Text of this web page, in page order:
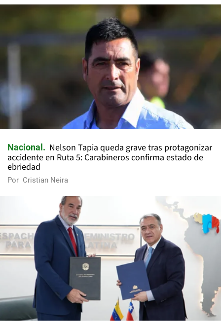
Nacional
Nelson Tapia queda grave tras protagonizar
accidente en Ruta 5: Carabineros confirma estado de
ebriedad
Por Cristian Neira